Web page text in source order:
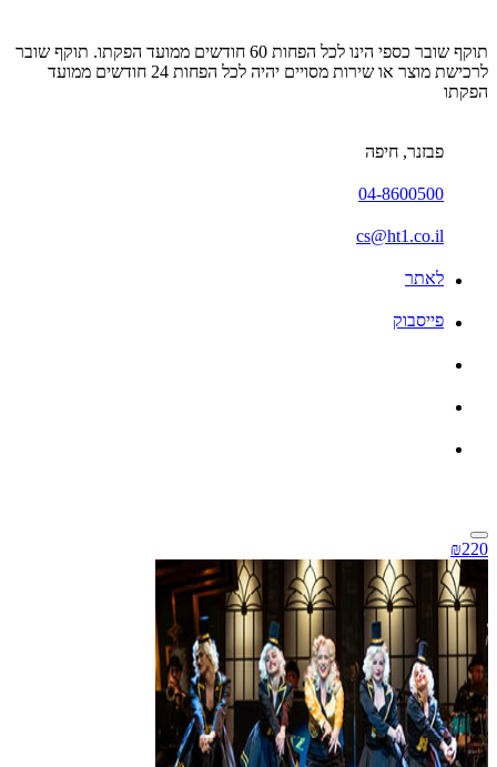
תוקף שובר כספי הינו לכל הפחות 60 חודשים ממועד הפקתו. תוקף שובר
לרכישת מוצר או שירות מסויים יהיה לכל הפחות 24 חודשים ממועד
הפקתו
פבזנר, חיפה
04-8600500
cs@ht1.co.il
לאתר
פייסבוק
₪220